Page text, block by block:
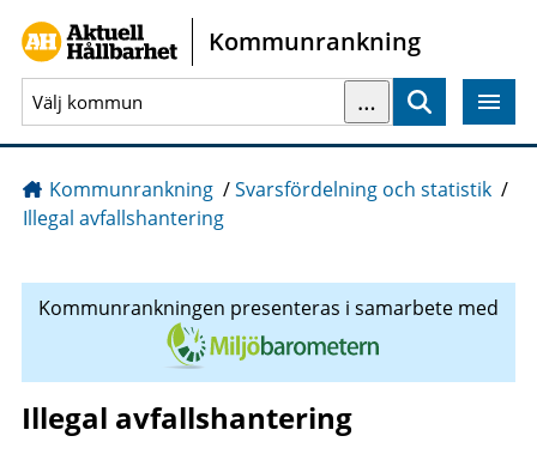
Gå direkt till sidans innehåll
Kommunrankning
…
Kommunrankning /Svarsfördelning och statistik /
Illegal avfallshantering
Kommunrankningen presenteras i samarbete med
Illegal avfallshantering